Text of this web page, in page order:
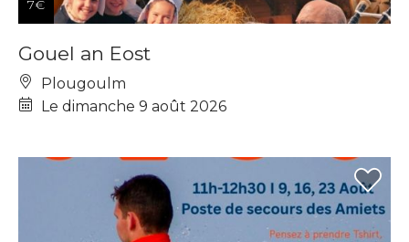
7€
Gouel an Eost
Plougoulm
Le dimanche 9 août 2026